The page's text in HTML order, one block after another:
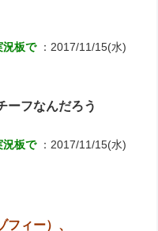
況板で ：2017/11/15(水)
ーフなんだろう
況板で ：2017/11/15(水)
ィー）、